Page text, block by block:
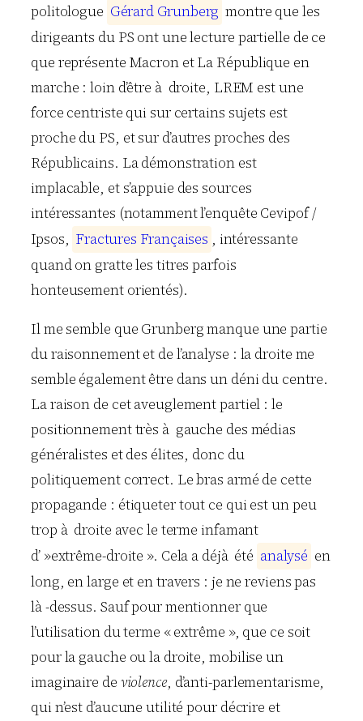
politologue Gérard Grunberg montre que les
dirigeants du PS ont une lecture partielle de ce
que représente Macron et La République en
marche : loin d’être à droite, LREM est une
force centriste qui sur certains sujets est
proche du PS, et sur d’autres proches des
Républicains. La démonstration est
implacable, et s’appuie des sources
intéressantes (notamment l’enquête Cevipof /
Ipsos, Fractures Françaises , intéressante
quand on gratte les titres parfois
honteusement orientés).
Il me semble que Grunberg manque une partie
du raisonnement et de l’analyse : la droite me
semble également être dans un déni du centre.
La raison de cet aveuglement partiel : le
positionnement très à gauche des médias
généralistes et des élites, donc du
politiquement correct. Le bras armé de cette
propagande : étiqueter tout ce qui est un peu
trop à droite avec le terme infamant
d’ »extrême-droite ». Cela a déjà été analysé en
long, en large et en travers : je ne reviens pas
là -dessus. Sauf pour mentionner que
l’utilisation du terme « extrême », que ce soit
pour la gauche ou la droite, mobilise un
imaginaire de violence, d’anti-parlementarisme,
qui n’est d’aucune utilité pour décrire et